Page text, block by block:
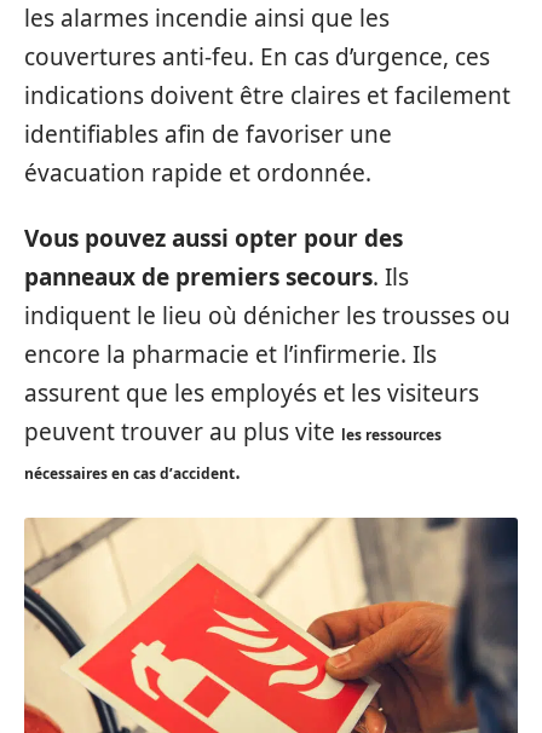
les alarmes incendie ainsi que les
couvertures anti-feu. En cas d’urgence, ces
indications doivent être claires et facilement
identifiables afin de favoriser une
évacuation rapide et ordonnée.
Vous pouvez aussi opter pour des
panneaux de premiers secours. Ils
indiquent le lieu où dénicher les trousses ou
encore la pharmacie et l’infirmerie. Ils
assurent que les employés et les visiteurs
peuvent trouver au plus vite les ressources
nécessaires en cas d’accident.